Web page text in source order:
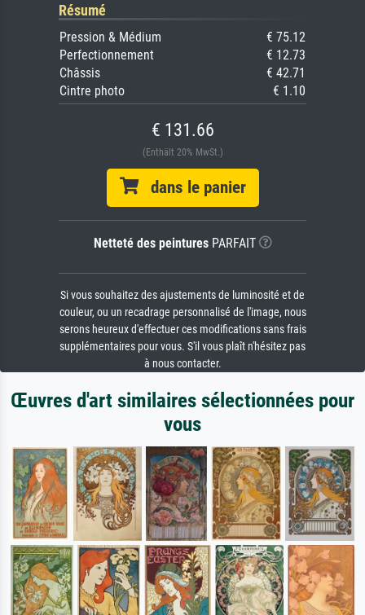
Résumé
Pression & Médium
€ 75.12
Perfectionnement
€ 12.73
Châssis
€ 42.71
Cintre photo
€ 1.10
€ 131.66
(Enthält 20% MwSt.)
dans le panier
Netteté des peinturesPARFAIT
Si vous souhaitez des ajustements de luminosité et de
couleur, ou un recadrage personnalisé de l'image, nous
serons heureux d'effectuer ces modifications sans frais
supplémentaires pour vous. S'il vous plaît n'hésitez pas
à nous contacter.
Œuvres d'art similaires sélectionnées pour
vous